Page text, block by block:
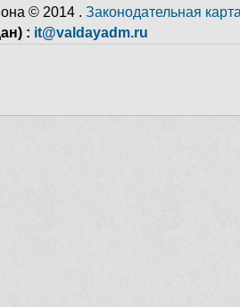
© 2014 . Законодательная
: it@valdayadm.ru